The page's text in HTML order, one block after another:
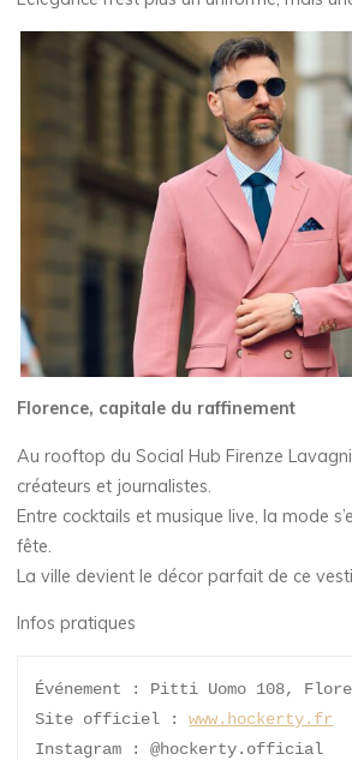
Florence, capitale du raffinement
Au rooftop du Social Hub Firenze
créateurs et journalistes.
Entre cocktails et musique live, la mode
fête.
La ville devient le décor parfait de ce
Infos pratiques
Événement : Pitti Uomo 108,
Site officiel : www.hockerty.fr
Instagram : @hockerty.official